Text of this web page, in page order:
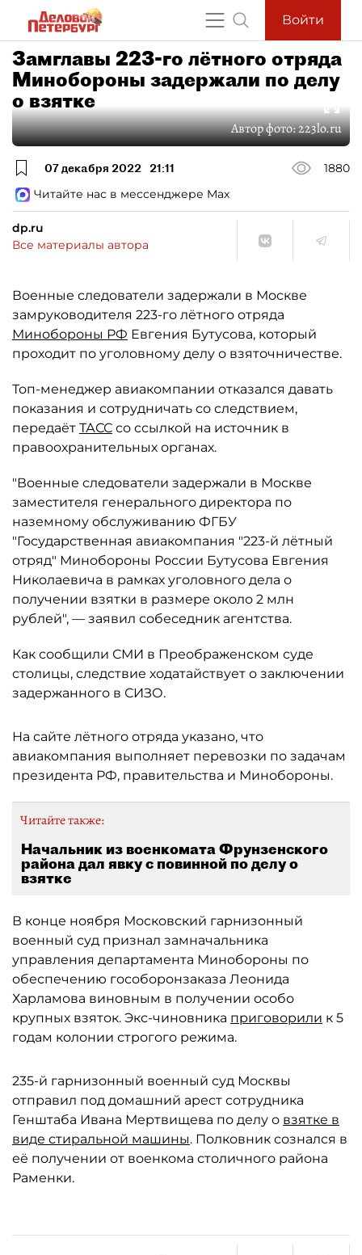
Войти
Замглавы 223-го лётного отряда
Минобороны задержали по делу
о взятке
Автор фото:223lo.ru
07 декабря 2022 21:11
1880
Читайте нас в мессенджере Max
dp.ru
Все материалы автора
Военные следователи задержали в Москве
замруководителя 223-го лётного отряда
Минобороны РФ Евгения Бутусова, который
проходит по уголовному делу о взяточничестве.
Топ-менеджер авиакомпании отказался давать
показания и сотрудничать со следствием,
передаёт ТАСС со ссылкой на источник в
правоохранительных органах.
"Военные следователи задержали в Москве
заместителя генерального директора по
наземному обслуживанию ФГБУ
"Государственная авиакомпания "223-й лётный
отряд" Минобороны России Бутусова Евгения
Николаевича в рамках уголовного дела о
получении взятки в размере около 2 млн
рублей", — заявил собеседник агентства.
Как сообщили СМИ в Преображенском суде
столицы, следствие ходатайствует о заключении
задержанного в СИЗО.
На сайте лётного отряда указано, что
авиакомпания выполняет перевозки по задачам
президента РФ, правительства и Минобороны.
Читайте также:
Начальник из военкомата Фрунзенского
района дал явку с повинной по делу о
взятке
В конце ноября Московский гарнизонный
военный суд признал замначальника
управления департамента Минобороны по
обеспечению гособоронзаказа Леонида
Харламова виновным в получении особо
крупных взяток. Экс-чиновника приговорили к 5
годам колонии строгого режима.
235-й гарнизонный военный суд Москвы
отправил под домашний арест сотрудника
Генштаба Ивана Мертвищева по делу о взятке в
виде стиральной машины. Полковник сознался в
её получении от военкома столичного района
Раменки.